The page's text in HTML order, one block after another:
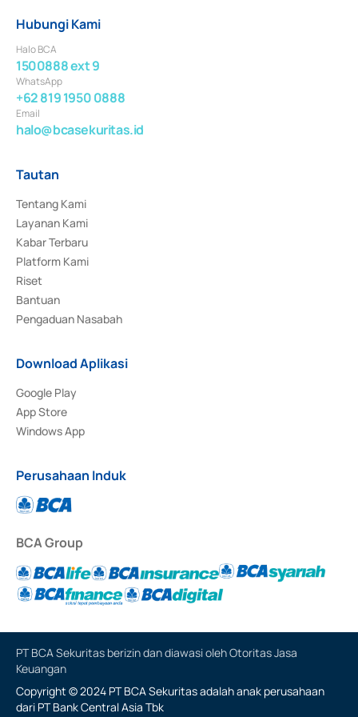
Hubungi Kami
Halo BCA
1500888 ext 9
WhatsApp
+62 819 1950 0888
Email
halo@bcasekuritas.id
Tautan
Tentang Kami
Layanan Kami
Kabar Terbaru
Platform Kami
Riset
Bantuan
Pengaduan Nasabah
Download Aplikasi
Google Play
App Store
Windows App
Perusahaan Induk
BCA Group
PT BCA Sekuritas berizin dan diawasi oleh Otoritas Jasa
Keuangan
Copyright © 2024 PT BCA Sekuritas adalah anak perusahaan
dari PT Bank Central Asia Tbk